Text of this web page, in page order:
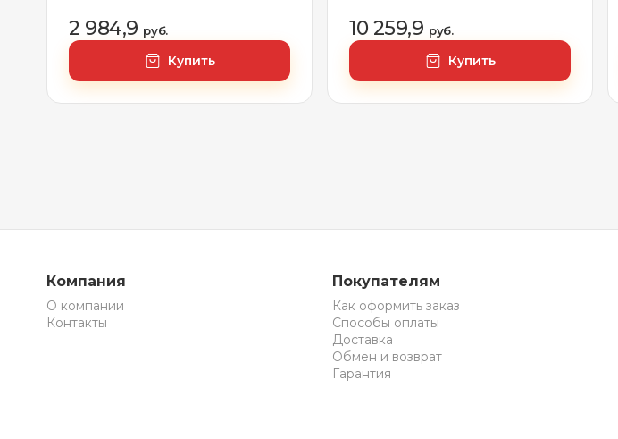
2 984,9 руб.
Купить
10 259,9 руб.
Купить
Компания
О компании
Контакты
Покупателям
Как оформить заказ
Способы оплаты
Доставка
Обмен и возврат
Гарантия